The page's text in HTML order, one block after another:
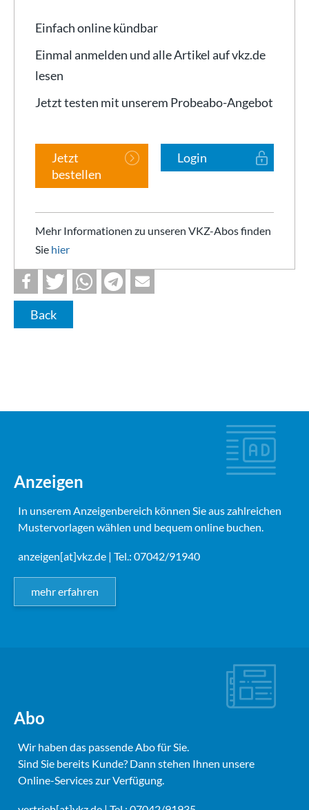
Einfach online kündbar
Einmal anmelden und alle Artikel auf vkz.de
lesen
Jetzt testen mit unserem Probeabo-Angebot
Jetzt
bestellen
Login
Mehr Informationen zu unseren VKZ-Abos finden
Sie hier
Back
Anzeigen
In unserem Anzeigenbereich können Sie aus zahlreichen
Mustervorlagen wählen und bequem online buchen.
anzeigen[at]vkz.de | Tel.: 07042/91940
mehr erfahren
Abo
Wir haben das passende Abo für Sie.
Sind Sie bereits Kunde? Dann stehen Ihnen unsere
Online-Services zur Verfügung.